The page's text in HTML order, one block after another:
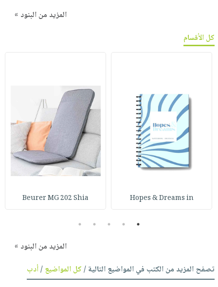
المزيد من البنود »
كل الأقسام
Hopes & Dreams in
Beurer MG 202 Shia
1
2
3
4
5
المزيد من البنود »
تصفح المزيد من الكتب في المواضيع التالية /كل المواضيع/أدب